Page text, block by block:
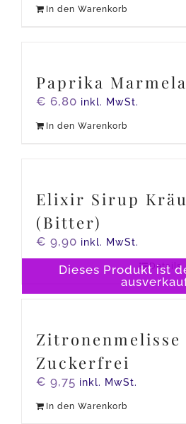
In den Warenkorb
Paprika
€ 6,80 inkl. MwSt.
In den Warenkorb
Dieses Produkt ist
Elixir Sirup
(Bitter)
€ 9,90 inkl. MwSt.
Details
Zitronenmelisse
Zuckerfrei
€ 9,75 inkl. MwSt.
In den Warenkorb